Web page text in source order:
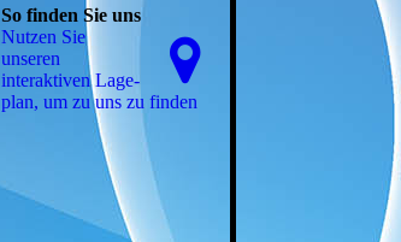
So finden Sie uns
Nutzen Sie
unseren
interaktiven La­ge­
plan, um zu uns zu finden